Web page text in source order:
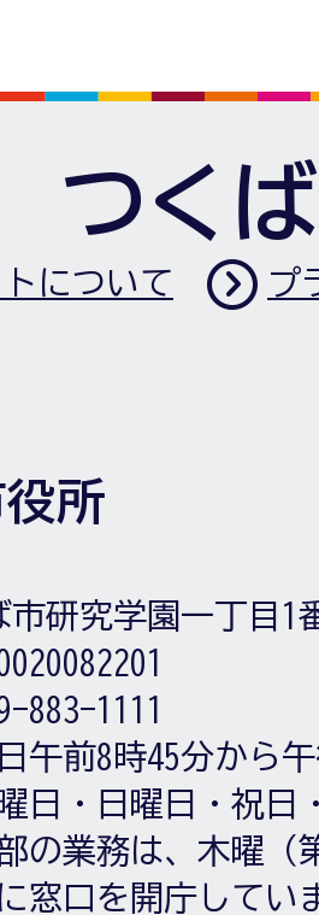
つく
について プ
所
市研究学園一丁目1
883-1111
午前8時45分から
日・日曜日・祝日
の業務は、木曜（
窓口を開庁してい